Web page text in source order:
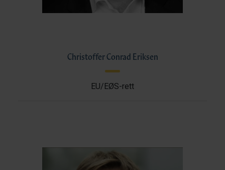
Christoffer Conrad Eriksen
EU/EØS-rett